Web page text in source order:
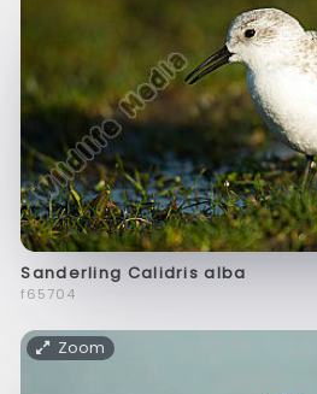
Sanderling Calidris alba
f65704
Zoom